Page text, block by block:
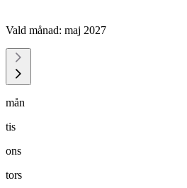
Vald månad: maj 2027
mån
tis
ons
tors